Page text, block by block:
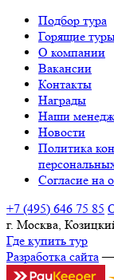
Подбор тура
Горящие
О компании
Вакансии
Контакты
Награды
Наши
Новости
Политика
Согласие на
+7 (495) 646 75 85
г. Москва,
Где купить тур
Разработка сайта —